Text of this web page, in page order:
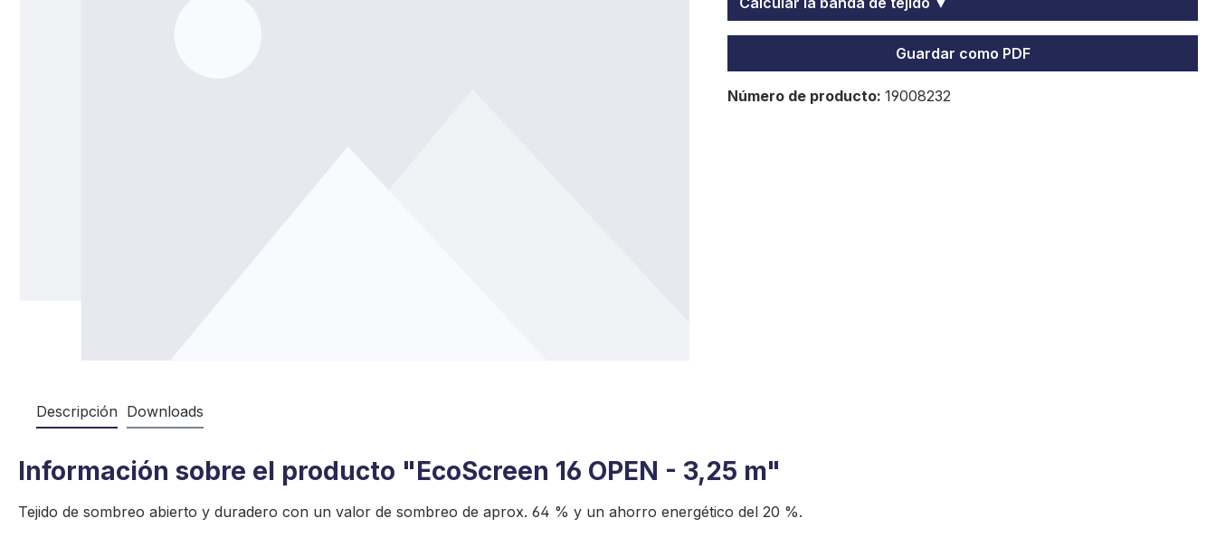
Guardar como PDF
Número de producto: 19008232
Descripción Downloads
Información sobre el producto "EcoScreen 16 OPEN - 3,25 m"
Tejido de sombreo abierto y duradero con un valor de sombreo de aprox. 64 % y un ahorro energético del 20 %.